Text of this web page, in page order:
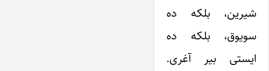
شیرین، بلکه ده
سویوق، بلکه ده
ایستی بیر آغری.